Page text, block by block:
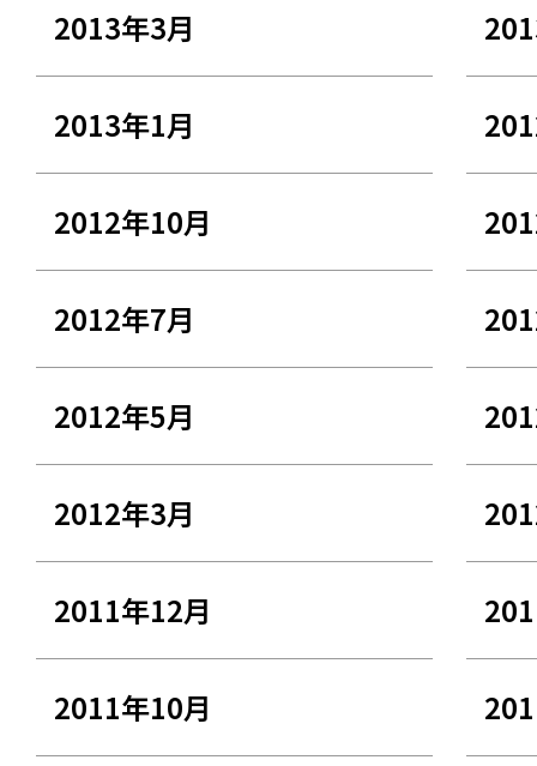
2013年3月
2013年1月
2012年10月
2012年7月
2012年5月
2012年3月
2011年12月
2011年10月